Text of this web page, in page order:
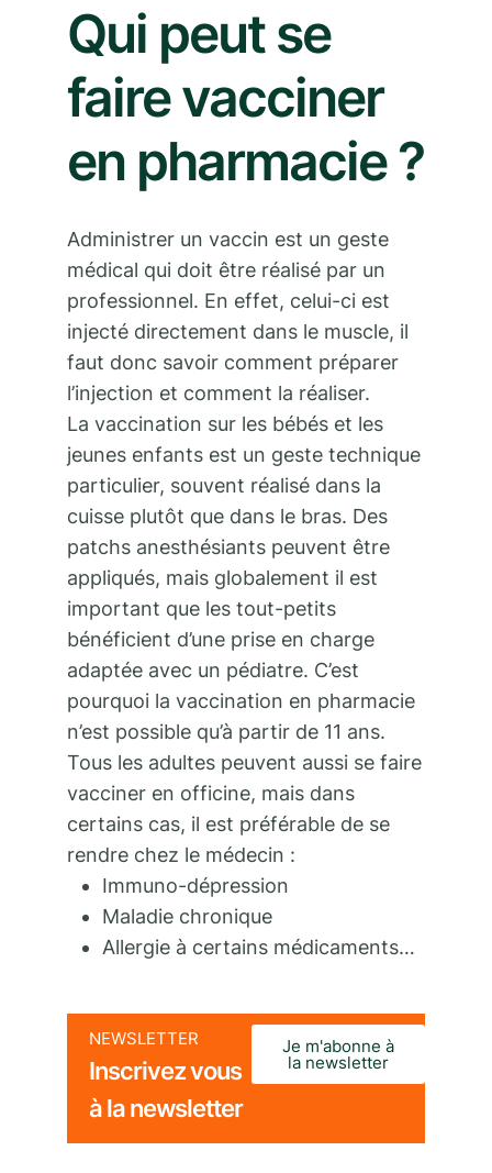
Qui peut se
faire vacciner
en pharmacie ?
Administrer un vaccin est un geste
médical qui doit être réalisé par un
professionnel. En effet, celui-ci est
injecté directement dans le muscle, il
faut donc savoir comment préparer
l’injection et comment la réaliser.
La vaccination sur les bébés et les
jeunes enfants est un geste technique
particulier, souvent réalisé dans la
cuisse plutôt que dans le bras. Des
patchs anesthésiants peuvent être
appliqués, mais globalement il est
important que les tout-petits
bénéficient d’une prise en charge
adaptée avec un pédiatre. C’est
pourquoi la vaccination en pharmacie
n’est possible qu’à partir de 11 ans.
Tous les adultes peuvent aussi se faire
vacciner en officine, mais dans
certains cas, il est préférable de se
rendre chez le médecin :
Immuno-dépression
Maladie chronique
Allergie à certains médicaments…
NEWSLETTER
Inscrivez vous
à la newsletter
Je m'abonne à
la newsletter